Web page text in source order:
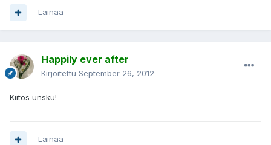
Lainaa
Happily ever after
Kirjoitettu September 26, 2012
Kiitos unsku!
Lainaa